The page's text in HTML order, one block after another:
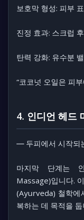
보호막 형성: 피부
진정 효과: 스크럽
탄력 강화: 유수분
“코코넛 오일은 피
4. 인디언 헤드
― 두피에서 시작되
마지막 단계는
Massage)입니다.
(Ayurveda) 철학에
복하는 데 목적을 둡